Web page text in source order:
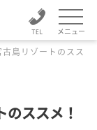
メニュー
島リゾートのススメ
ススメ！